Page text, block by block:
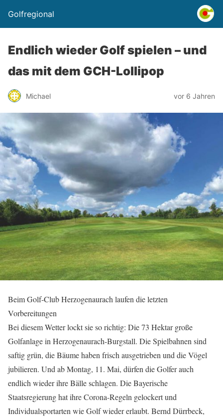
Golfregional
Endlich wieder Golf spielen – und
das mit dem GCH-Lollipop
Michael vor 6 Jahren
Beim Golf-Club Herzogenaurach laufen die letzten
Vorbereitungen
Bei diesem Wetter lockt sie so richtig: Die 73 Hektar große
Golfanlage in Herzogenaurach-Burgstall. Die Spielbahnen sind
saftig grün, die Bäume haben frisch ausgetrieben und die Vögel
jubilieren. Und ab Montag, 11. Mai, dürfen die Golfer auch
endlich wieder ihre Bälle schlagen. Die Bayerische
Staatsregierung hat ihre Corona-Regeln gelockert und
Individualsportarten wie Golf wieder erlaubt. Bernd Dürrbeck,